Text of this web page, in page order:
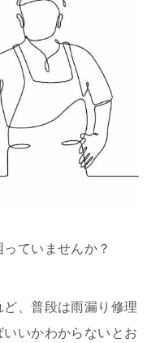
ていませんか？
、普段は雨漏り修理
いかわからないとお